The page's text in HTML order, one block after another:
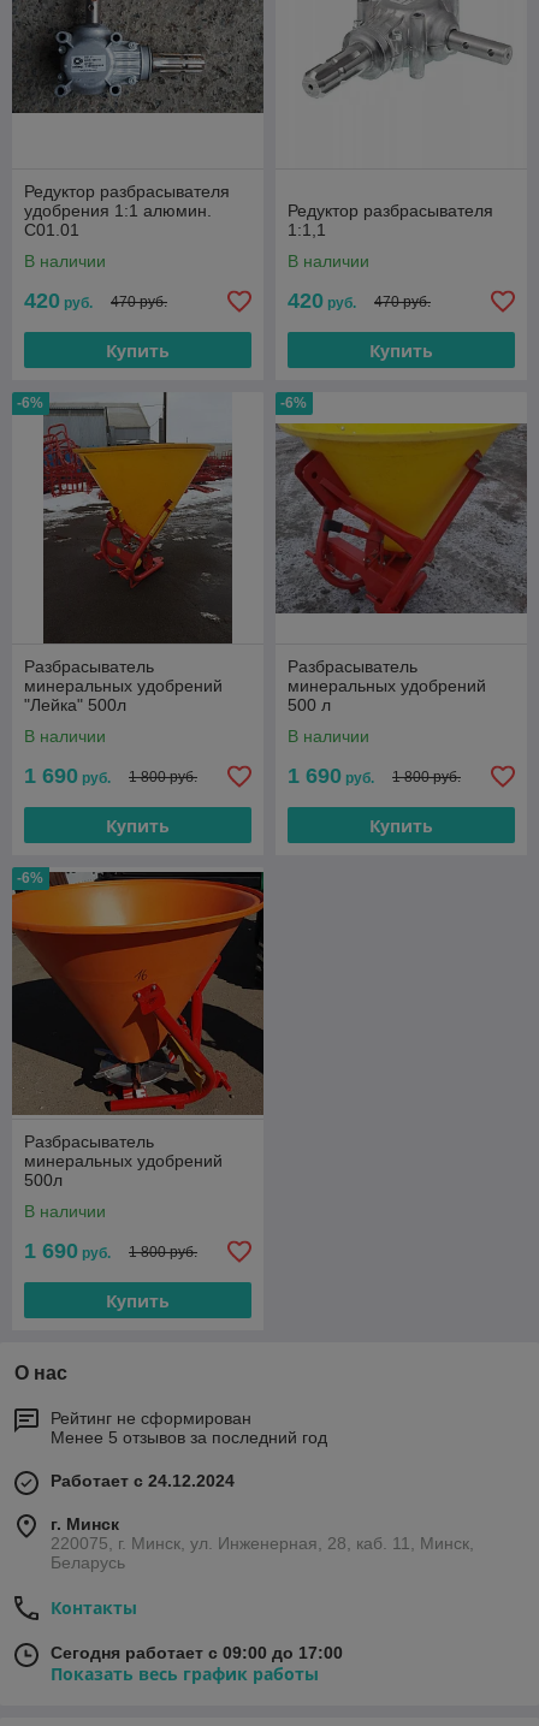
Редуктор разбрасывателя
удобрения 1:1 алюмин.
С01.01
В наличии
420 руб. 470 руб.
Купить
Редуктор разбрасывателя
1:1,1
В наличии
420 руб. 470 руб.
Купить
-6%
Разбрасыватель
минеральных удобрений
"Лейка" 500л
В наличии
1 690 руб. 1 800 руб.
Купить
-6%
Разбрасыватель
минеральных удобрений
500 л
В наличии
1 690 руб. 1 800 руб.
Купить
-6%
Разбрасыватель
минеральных удобрений
500л
В наличии
1 690 руб. 1 800 руб.
Купить
О нас
Рейтинг не сформирован
Менее 5 отзывов за последний год
Работает с 24.12.2024
г. Минск
220075, г. Минск, ул. Инженерная, 28, каб. 11, Минск,
Беларусь
Контакты
Сегодня работает с 09:00 до 17:00
Показать весь график работы